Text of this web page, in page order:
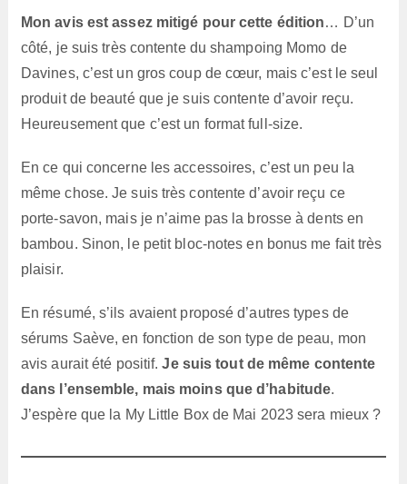
Mon avis est assez mitigé pour cette édition… D’un
côté, je suis très contente du shampoing Momo de
Davines, c’est un gros coup de cœur, mais c’est le seul
produit de beauté que je suis contente d’avoir reçu.
Heureusement que c’est un format full-size.
En ce qui concerne les accessoires, c’est un peu la
même chose. Je suis très contente d’avoir reçu ce
porte-savon, mais je n’aime pas la brosse à dents en
bambou. Sinon, le petit bloc-notes en bonus me fait très
plaisir.
En résumé, s’ils avaient proposé d’autres types de
sérums Saève, en fonction de son type de peau, mon
avis aurait été positif.Je suis tout de même contente
dans l’ensemble, mais moins que d’habitude.
J’espère que la My Little Box de Mai 2023 sera mieux ?